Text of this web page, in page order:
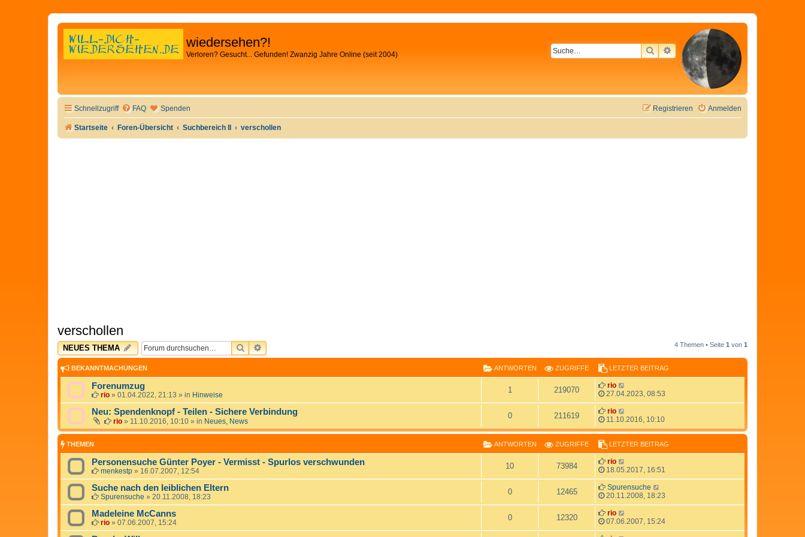
wiedersehen?!
Verloren? Gesucht... Gefunden! Zwanzig Jahre Online (seit 2004) SUCHEERWEITERTE SUCHE
Schnellzugriff FAQ Spenden Anmelden
Registrieren
Startseite Foren-Übersicht Suchbereich II verschollen
verschollen
NEUES THEMA SUCHEERWEITERTE SUCHE 4 Themen • Seite 1 von 1
BEKANNTMACHUNGEN ANTWORTEN ZUGRIFFE LETZTER BEITRAG
Forenumzug
rio » 01.04.2022, 21:13 » in Hinweise
1 219070
rio
27.04.2023, 08:53
Neu: Spendenknopf - Teilen - Sichere Verbindung
rio » 11.10.2016, 10:10 » in Neues, News
0 211619
rio
11.10.2016, 10:10
THEMEN ANTWORTEN ZUGRIFFE LETZTER BEITRAG
Personensuche Günter Poyer - Vermisst - Spurlos verschwunden
menkestp » 16.07.2007, 12:54
10 73984
rio
18.05.2017, 16:51
Suche nach den leiblichen Eltern
Spurensuche » 20.11.2008, 18:23
0 12465
Spurensuche
20.11.2008, 18:23
Madeleine McCanns
rio » 07.06.2007, 15:24
0 12320
rio
07.06.2007, 15:24